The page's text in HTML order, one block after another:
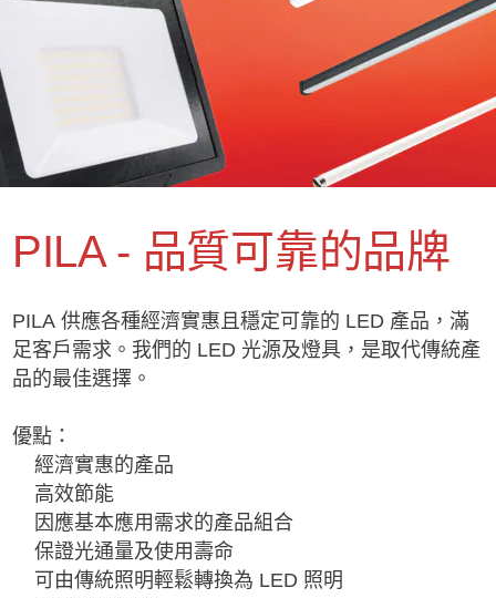
PILA - 品質可靠的品牌
PILA 供應各種經濟實惠且穩定可靠的 LED 產品，滿
足客戶需求。我們的 LED 光源及燈具，是取代傳統產
品的最佳選擇。
優點：
經濟實惠的產品
高效節能
因應基本應用需求的產品組合
保證光通量及使用壽命
可由傳統照明輕鬆轉換為 LED 照明